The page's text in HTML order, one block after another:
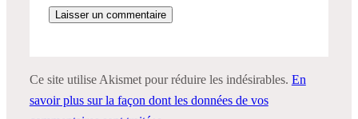
Ce site utilise Akismet pour réduire les indésirables. En
savoir plus sur la façon dont les données de vos